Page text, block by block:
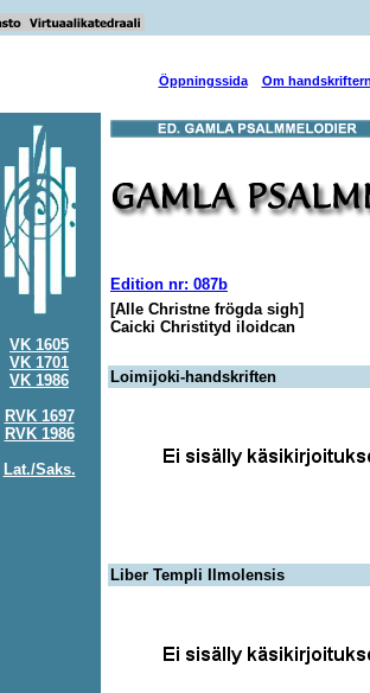
Öppningssida Om
VK 1605
VK 1701
VK 1986
RVK 1697
RVK 1986
Lat./Saks.
Edition nr: 087b
[Alle Christne frögda sigh]
Caicki Christityd iloidcan
Loimijoki-handskriften
Liber Templi Ilmolensis